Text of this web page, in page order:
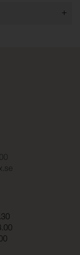
1)
1)
3)
+